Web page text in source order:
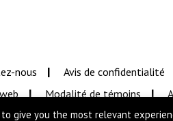
nous
Avis de confidentialité
Modalité de témoins
give you the most relevant